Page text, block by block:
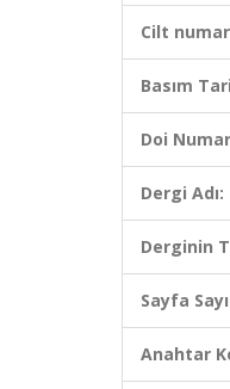
Cilt
Basım
Doi
Dergi Adı:
Derginin
Sayfa
Anahtar